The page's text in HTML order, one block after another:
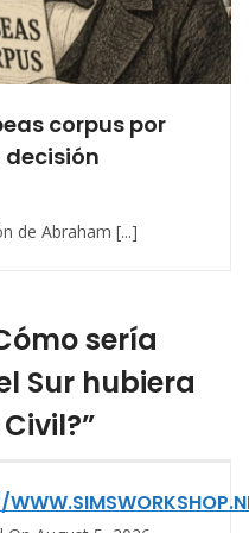
corpus por
decisión
de Abraham [...]
sería
Sur hubiera